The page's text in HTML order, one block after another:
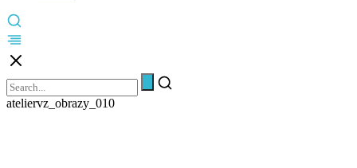
ateliervz_obrazy_010